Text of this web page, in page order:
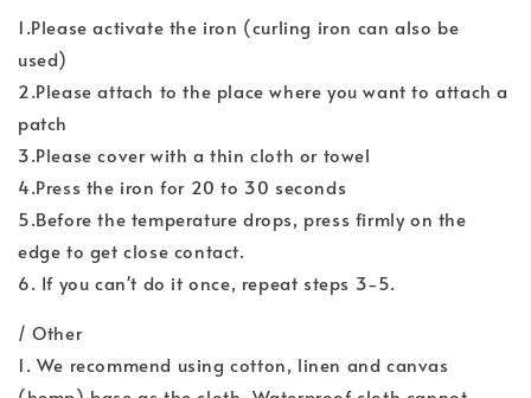
1.Please activate the iron (curling iron can also be
used)
2.Please attach to the place where you want to attach a
patch
3.Please cover with a thin cloth or towel
4.Press the iron for 20 to 30 seconds
5.Before the temperature drops, press firmly on the
edge to get close contact.
6. If you can't do it once, repeat steps 3-5.
/ Other
1. We recommend using cotton, linen and canvas